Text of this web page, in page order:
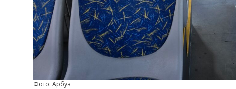
Фото: Арбуз